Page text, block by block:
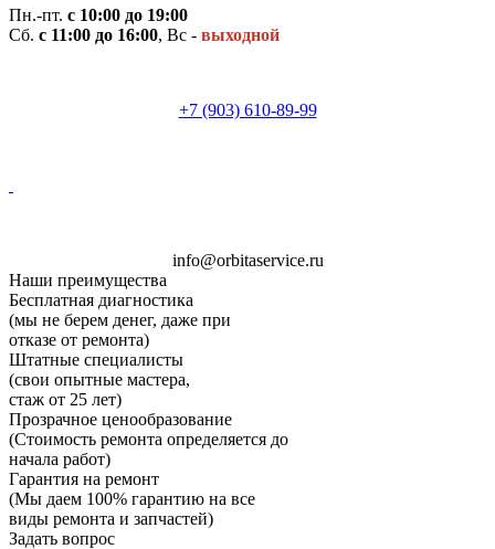
Пн.-пт. с 10:00 до 19:00
Сб. с 11:00 до 16:00, Вс - выходной
+7 (903) 610-89-99
info@orbitaservice.ru
Наши преимущества
Бесплатная диагностика
(мы не берем денег, даже при
отказе от ремонта)
Штатные специалисты
(свои опытные мастера,
стаж от 25 лет)
Прозрачное ценообразование
(Стоимость ремонта определяется до
начала работ)
Гарантия на ремонт
(Мы даем 100% гарантию на все
виды ремонта и запчастей)
Задать вопрос